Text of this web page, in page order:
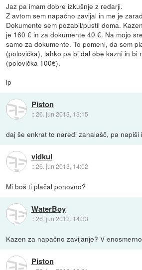
Jaz pa imam dobre izkušnje z redarji.
Z avtom sem napačno zavijal in me je
Dokumente sem pozabil/pustil doma.
je 160 € in za dokumente 40 €. Na mojo
samo za dokumente. To pomeni, da sem
(polovička), lahko pa bi dal obe kazni in bi
(polovička 100€).
lp
Piston
::26. jun 2013, 13:15
daj še enkrat to naredi zanalašč, pa napiši
vidkul
::26. jun 2013, 14:02
Mi boš ti plačal ponovno?
WaterBoy
::26. jun 2013, 14:33
Kazen za napačno zavijanje? V
Piston